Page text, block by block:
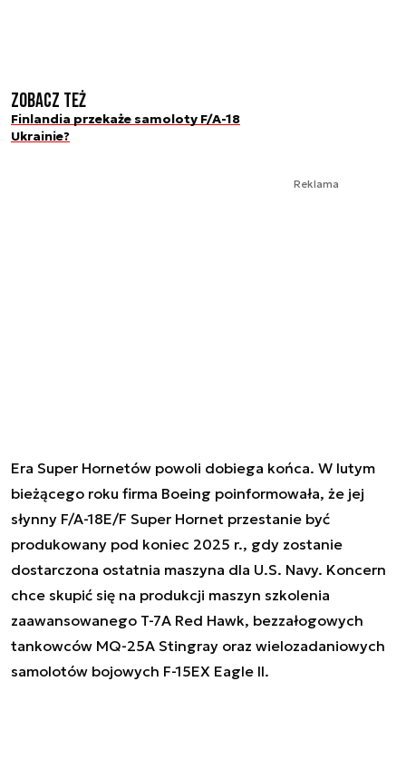
Zobacz też
Finlandia przekaże samoloty F/A-18
Ukrainie?
Reklama
Era Super Hornetów powoli dobiega końca. W lutym
bieżącego roku firma Boeing poinformowała, że jej
słynny F/A-18E/F Super Hornet przestanie być
produkowany pod koniec 2025 r., gdy zostanie
dostarczona ostatnia maszyna dla U.S. Navy. Koncern
chce skupić się na produkcji maszyn szkolenia
zaawansowanego T-7A Red Hawk, bezzałogowych
tankowców MQ-25A Stingray oraz wielozadaniowych
samolotów bojowych F-15EX Eagle II.